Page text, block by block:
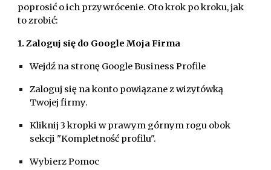
poprosić o ich przywrócenie. Oto krok po kroku, jak
to zrobić:
1. Zaloguj się do Google Moja Firma
Wejdź na stronę Google Business Profile
Zaloguj się na konto powiązane z wizytówką
Twojej firmy.
Kliknij 3 kropki w prawym górnym rogu obok
sekcji "Kompletność profilu".
Wybierz Pomoc